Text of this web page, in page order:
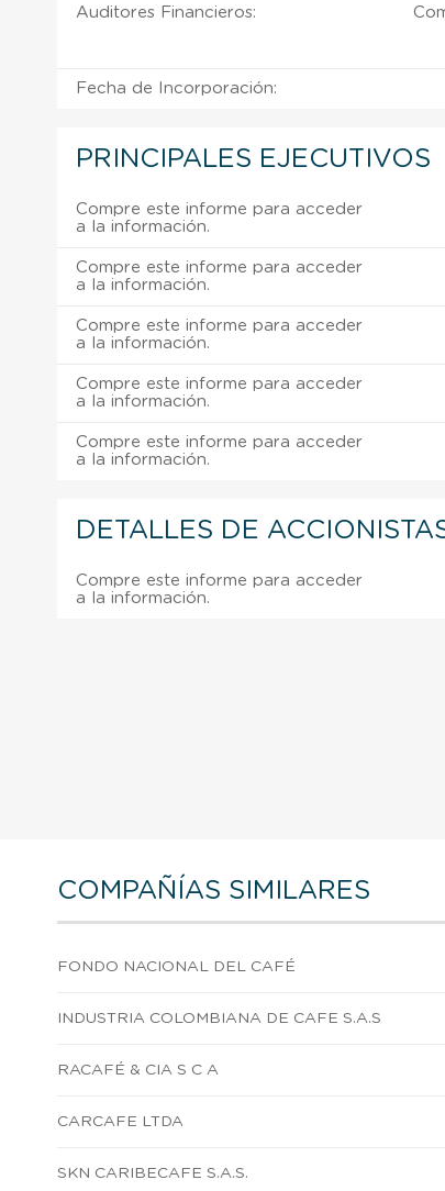
Auditores Financieros:
Fecha de Incorporación:
PRINCIPALES EJECUTIVOS
Compre este informe para acceder
a la información.
Compre este informe para acceder
a la información.
Compre este informe para acceder
a la información.
Compre este informe para acceder
a la información.
Compre este informe para acceder
a la información.
DETALLES DE
Compre este informe para acceder
a la información.
COMPAÑÍAS SIMILARES
FONDO NACIONAL DEL CAFÉ
INDUSTRIA COLOMBIANA DE CAFE S.A.S
RACAFÉ & CIA S C A
CARCAFE LTDA
SKN CARIBECAFE S.A.S.